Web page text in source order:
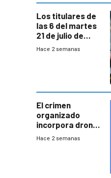
Los titulares de
las 6 del martes
21 de julio de
2026
Hace 2 semanas
El crimen
organizado
incorpora drones
y abre un nuevo
Hace 2 semanas